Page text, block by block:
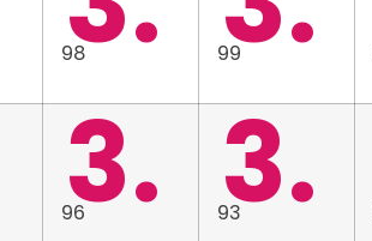
98 99
3.
96 3.
93